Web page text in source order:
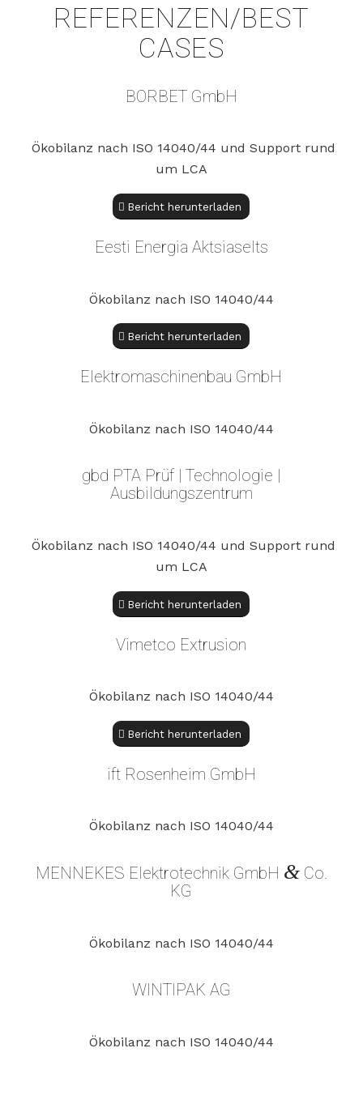
REFERENZEN/BEST
CASES
BORBET GmbH
Ökobilanz nach ISO 14040/44 und Support rund
um LCA
Bericht herunterladen
Eesti Energia Aktsiaselts
Ökobilanz nach ISO 14040/44
Bericht herunterladen
Elektromaschinenbau GmbH
Ökobilanz nach ISO 14040/44
gbd PTA Prüf | Technologie |
Ausbildungszentrum
Ökobilanz nach ISO 14040/44 und Support rund
um LCA
Bericht herunterladen
Vimetco Extrusion
Ökobilanz nach ISO 14040/44
Bericht herunterladen
ift Rosenheim GmbH
Ökobilanz nach ISO 14040/44
MENNEKES Elektrotechnik GmbH &Co.
KG
Ökobilanz nach ISO 14040/44
WINTIPAK AG
Ökobilanz nach ISO 14040/44